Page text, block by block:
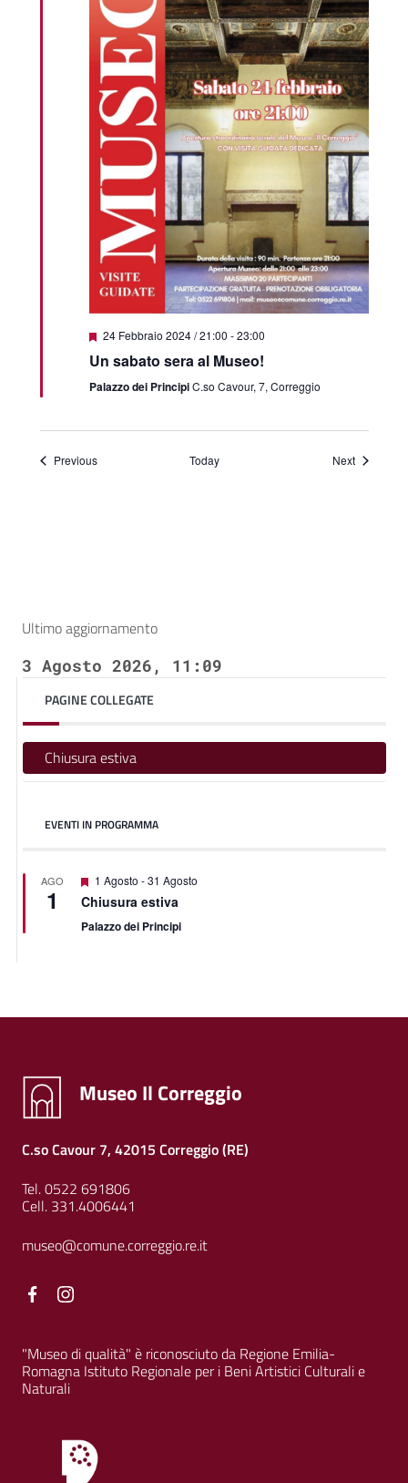
Featured
24 Febbraio 2024 / 21:00 -23:00
Un sabato sera al Museo!
Palazzo dei PrincipiC.so Cavour, 7, Correggio
PreviousEvents Today NextEvents
Ultimo aggiornamento
3 Agosto 2026, 11:09
PAGINE COLLEGATE
Chiusura estiva
EVENTI IN PROGRAMMA
AGO
1
Featured
1 Agosto -31 Agosto
Chiusura estiva
Palazzo dei Principi
Museo Il Correggio
C.so Cavour 7, 42015 Correggio (RE)
Tel. 0522 691806
Cell. 331.4006441
museo@comune.correggio.re.it
Facebook
"Museo di qualità" è riconosciuto da Regione Emilia-
Romagna Istituto Regionale per i Beni Artistici Culturali e
Naturali